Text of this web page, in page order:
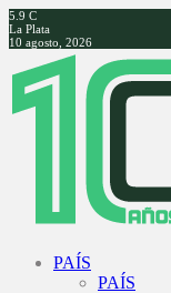
5.9 C
La Plata
10 agosto, 2026
Facebook
Twitter
Instagram
Youtube
PAÍS
PAÍS